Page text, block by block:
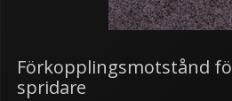
Förkopplingsmotstånd
spridare